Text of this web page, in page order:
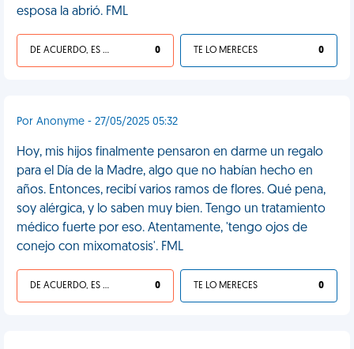
esposa la abrió. FML
DE ACUERDO, ES UNA VIDA HP 0 TE LO MERECES 0
Por Anonyme - 27/05/2025 05:32
Hoy, mis hijos finalmente pensaron en darme un regalo
para el Día de la Madre, algo que no habían hecho en
años. Entonces, recibí varios ramos de flores. Qué pena,
soy alérgica, y lo saben muy bien. Tengo un tratamiento
médico fuerte por eso. Atentamente, 'tengo ojos de
conejo con mixomatosis'. FML
DE ACUERDO, ES UNA VIDA HP 0 TE LO MERECES 0